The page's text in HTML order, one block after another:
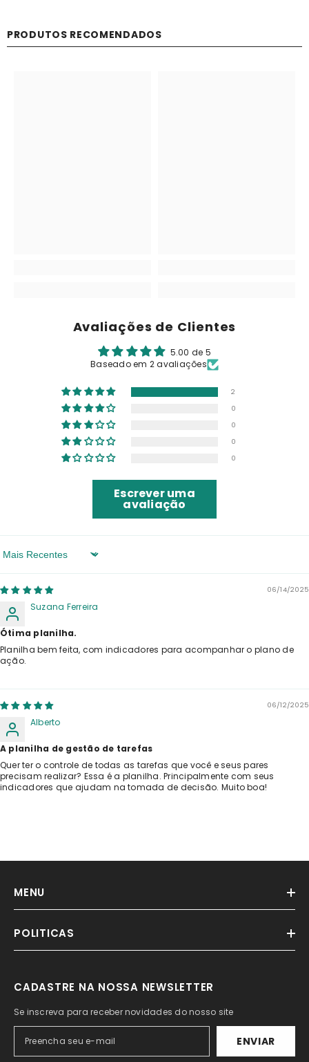
PRODUTOS RECOMENDADOS
Avaliações de Clientes
5.00 de 5
Baseado em 2 avaliações
2
0
0
0
0
Escrever uma
avaliação
Sort By
06/14/2025
Suzana Ferreira
Ótima planilha.
Planilha bem feita, com indicadores para acompanhar o plano de
ação.
06/12/2025
Alberto
A planilha de gestão de tarefas
Quer ter o controle de todas as tarefas que você e seus pares
precisam realizar? Essa é a planilha. Principalmente com seus
indicadores que ajudam na tomada de decisão. Muito boa!
MENU
POLITICAS
CADASTRE NA NOSSA NEWSLETTER
Se inscreva para receber novidades do nosso site
ENVIAR